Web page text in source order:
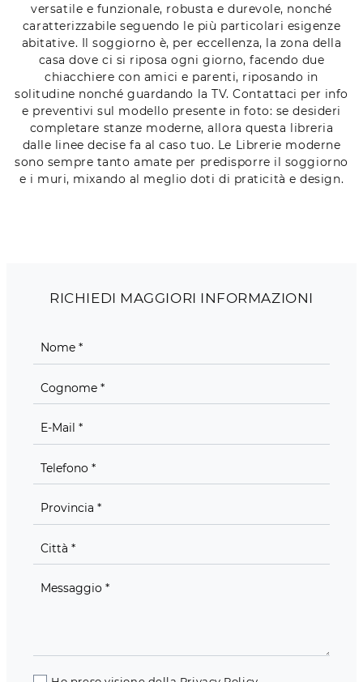
versatile e funzionale, robusta e durevole, nonché
caratterizzabile seguendo le più particolari esigenze
abitative. Il soggiorno è, per eccellenza, la zona della
casa dove ci si riposa ogni giorno, facendo due
chiacchiere con amici e parenti, riposando in
solitudine nonché guardando la TV. Contattaci per info
e preventivi sul modello presente in foto: se desideri
completare stanze moderne, allora questa libreria
dalle linee decise fa al caso tuo. Le Librerie moderne
sono sempre tanto amate per predisporre il soggiorno
e i muri, mixando al meglio doti di praticità e design.
RICHIEDI MAGGIORI INFORMAZIONI